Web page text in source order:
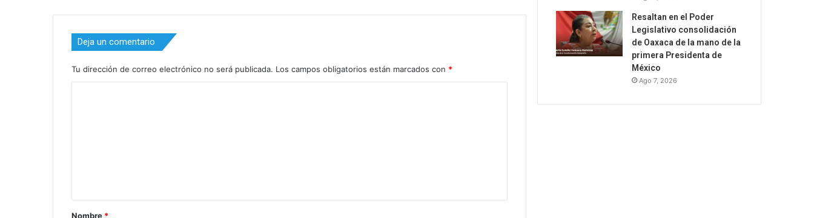
Deja un comentario
Tu dirección de correo electrónico no será publicada. Los campos obligatorios están marcados con *
a
Nombre *
Resaltan en el Poder
Legislativo consolidación
de Oaxaca de la mano de la
primera Presidenta de
México
Ago 7, 2026